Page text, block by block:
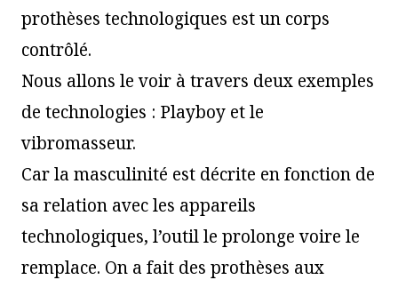
prothèses technologiques est un corps
contrôlé.
Nous allons le voir à travers deux exemples
de technologies : Playboy et le
vibromasseur.
Car la masculinité est décrite en fonction de
sa relation avec les appareils
technologiques, l’outil le prolonge voire le
remplace. On a fait des prothèses aux